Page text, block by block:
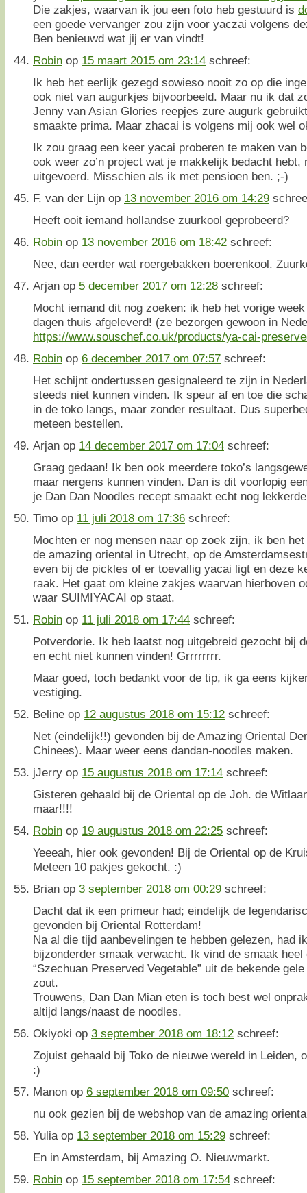
Die zakjes, waarvan ik jou een foto heb gestuurd is
een goede vervanger zou zijn voor yaczai volgens
Ben benieuwd wat jij er van vindt!
Robin op 15 maart 2015 om 23:14 schreef:
Ik heb het eerlijk gezegd sowieso nooit zo op die
ook niet van augurkjes bijvoorbeeld. Maar nu ik dat
Jenny van Asian Glories reepjes zure augurk
smaakte prima. Maar zhacai is volgens mij ook wel
Ik zou graag een keer yacai proberen te maken van
ook weer zo’n project wat je makkelijk bedacht hebt,
uitgevoerd. Misschien als ik met pensioen ben. ;-)
F. van der Lijn op 13 november 2016 om 14:29
Heeft ooit iemand hollandse zuurkool geprobeerd?
Robin op 13 november 2016 om 18:42 schreef:
Nee, dan eerder wat roergebakken boerenkool.
Arjan op 5 december 2017 om 12:28 schreef:
Mocht iemand dit nog zoeken: ik heb het vorige
dagen thuis afgeleverd! (ze bezorgen gewoon in
https://www.souschef.co.uk/products/ya-cai-
Robin op 6 december 2017 om 07:57 schreef:
Het schijnt ondertussen gesignaleerd te zijn in
steeds niet kunnen vinden. Ik speur af en toe die
in de toko langs, maar zonder resultaat. Dus
meteen bestellen.
Arjan op 14 december 2017 om 17:04 schreef:
Graag gedaan! Ik ben ook meerdere toko’s
maar nergens kunnen vinden. Dan is dit voorlopig
je Dan Dan Noodles recept smaakt echt nog
Timo op 11 juli 2018 om 17:36 schreef:
Mochten er nog mensen naar op zoek zijn, ik ben
de amazing oriental in Utrecht, op de
even bij de pickles of er toevallig yacai ligt en deze
raak. Het gaat om kleine zakjes waarvan hierboven
waar SUIMIYACAI op staat.
Robin op 11 juli 2018 om 17:44 schreef:
Potverdorie. Ik heb laatst nog uitgebreid gezocht bij
en echt niet kunnen vinden! Grrrrrrrr.
Maar goed, toch bedankt voor de tip, ik ga eens
vestiging.
Beline op 12 augustus 2018 om 15:12 schreef:
Net (eindelijk!!) gevonden bij de Amazing Oriental
Chinees). Maar weer eens dandan-noodles maken.
jJerry op 15 augustus 2018 om 17:14 schreef:
Gisteren gehaald bij de Oriental op de Joh. de
maar!!!!
Robin op 19 augustus 2018 om 22:25 schreef:
Yeeeah, hier ook gevonden! Bij de Oriental op de
Meteen 10 pakjes gekocht. :)
Brian op 3 september 2018 om 00:29 schreef:
Dacht dat ik een primeur had; eindelijk de
gevonden bij Oriental Rotterdam!
Na al die tijd aanbevelingen te hebben gelezen, had
bijzonderder smaak verwacht. Ik vind de smaak heel
“Szechuan Preserved Vegetable” uit de bekende
zout.
Trouwens, Dan Dan Mian eten is toch best wel
altijd langs/naast de noodles.
Okiyoki op 3 september 2018 om 18:12 schreef:
Zojuist gehaald bij Toko de nieuwe wereld in Leiden,
:)
Manon op 6 september 2018 om 09:50 schreef:
nu ook gezien bij de webshop van de amazing
Yulia op 13 september 2018 om 15:29 schreef:
En in Amsterdam, bij Amazing O. Nieuwmarkt.
Robin op 15 september 2018 om 17:54 schreef: